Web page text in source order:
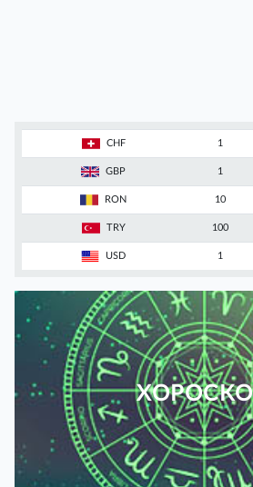
CHF 1
GBP 1
RON 10
TRY 100
USD 1